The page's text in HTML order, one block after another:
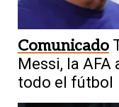
Comunicado
Messi, la
todo el fútbol